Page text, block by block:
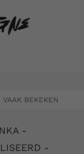
VAAK BEKEKEN
-
-